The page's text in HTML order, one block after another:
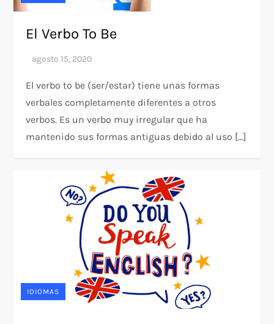
El Verbo To Be
El verbo to be (ser/estar) tiene unas formas
verbales completamente diferentes a otros
verbos. Es un verbo muy irregular que ha
mantenido sus formas antiguas debido al uso […]
IDIOMAS